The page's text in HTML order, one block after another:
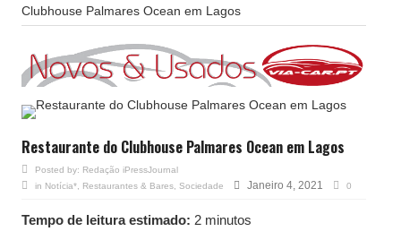
Clubhouse Palmares Ocean em Lagos
Restaurante do Clubhouse Palmares Ocean em Lagos
Posted by: Redação iPressJournal
in Notícia* Restaurantes & Bares Sociedade Janeiro 4, 2021 0
Tempo de leitura estimado: 2 minutos